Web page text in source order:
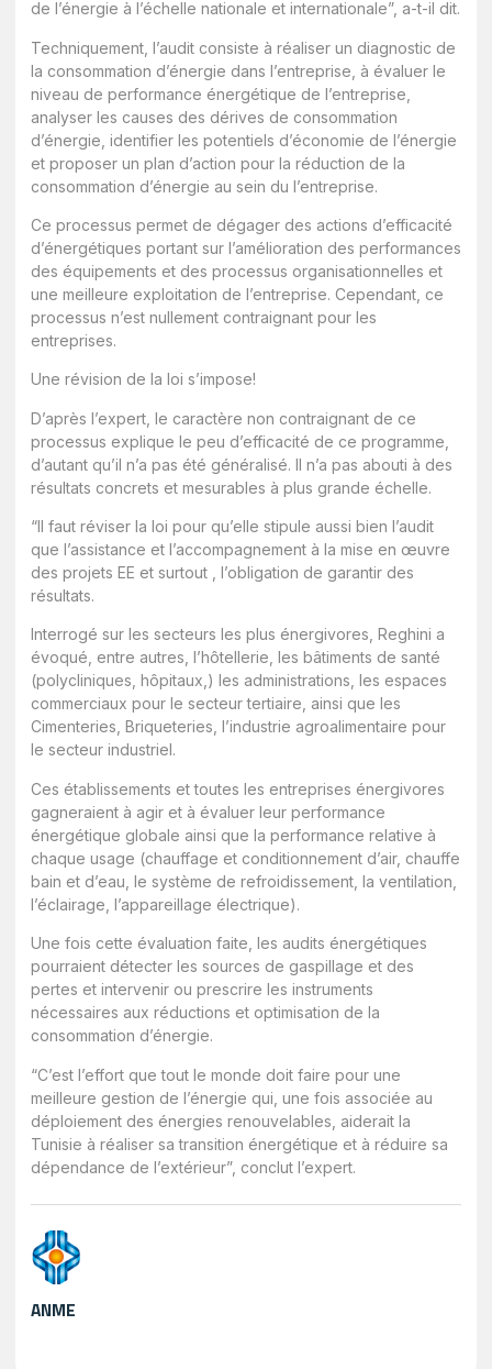
de l’énergie à l’échelle nationale et internationale”, a-t-il dit.
Techniquement, l’audit consiste à réaliser un diagnostic de
la consommation d’énergie dans l’entreprise, à évaluer le
niveau de performance énergétique de l’entreprise,
analyser les causes des dérives de consommation
d’énergie, identifier les potentiels d’économie de l’énergie
et proposer un plan d’action pour la réduction de la
consommation d’énergie au sein du l’entreprise.
Ce processus permet de dégager des actions d’efficacité
d’énergétiques portant sur l’amélioration des performances
des équipements et des processus organisationnelles et
une meilleure exploitation de l’entreprise. Cependant, ce
processus n’est nullement contraignant pour les
entreprises.
Une révision de la loi s’impose!
D’après l’expert, le caractère non contraignant de ce
processus explique le peu d’efficacité de ce programme,
d’autant qu’il n’a pas été généralisé. Il n’a pas abouti à des
résultats concrets et mesurables à plus grande échelle.
“Il faut réviser la loi pour qu’elle stipule aussi bien l’audit
que l’assistance et l’accompagnement à la mise en œuvre
des projets EE et surtout , l’obligation de garantir des
résultats.
Interrogé sur les secteurs les plus énergivores, Reghini a
évoqué, entre autres, l’hôtellerie, les bâtiments de santé
(polycliniques, hôpitaux,) les administrations, les espaces
commerciaux pour le secteur tertiaire, ainsi que les
Cimenteries, Briqueteries, l’industrie agroalimentaire pour
le secteur industriel.
Ces établissements et toutes les entreprises énergivores
gagneraient à agir et à évaluer leur performance
énergétique globale ainsi que la performance relative à
chaque usage (chauffage et conditionnement d’air, chauffe
bain et d’eau, le système de refroidissement, la ventilation,
l’éclairage, l’appareillage électrique).
Une fois cette évaluation faite, les audits énergétiques
pourraient détecter les sources de gaspillage et des
pertes et intervenir ou prescrire les instruments
nécessaires aux réductions et optimisation de la
consommation d’énergie.
“C’est l’effort que tout le monde doit faire pour une
meilleure gestion de l’énergie qui, une fois associée au
déploiement des énergies renouvelables, aiderait la
Tunisie à réaliser sa transition énergétique et à réduire sa
dépendance de l’extérieur”, conclut l’expert.
ANME